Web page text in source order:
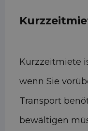
Kurzzeitmiete
wenn Sie
Transport
bewältigen